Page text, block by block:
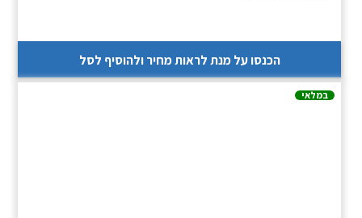
הכנסו על מנת לראות מחיר ולהוסיף לסל
במלאי